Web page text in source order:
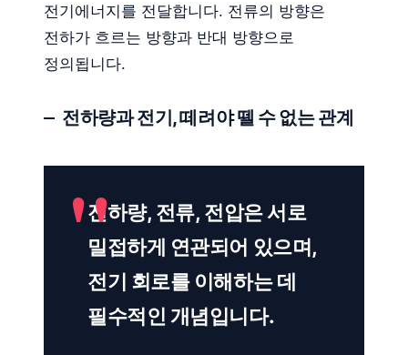
전기에너지를 전달합니다. 전류의 방향은
전하가 흐르는 방향과 반대 방향으로
정의됩니다.
전하량과 전기, 떼려야 뗄 수 없는 관계
전하량, 전류, 전압은 서로
밀접하게 연관되어 있으며,
전기 회로를 이해하는 데
필수적인 개념입니다.